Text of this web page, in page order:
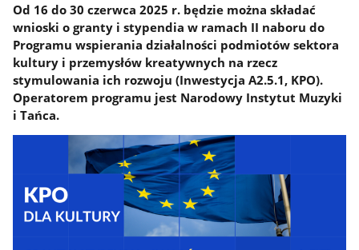
Od 16 do 30 czerwca 2025 r. będzie można składać
wnioski o granty i stypendia w ramach II naboru do
Programu wspierania działalności podmiotów sektora
kultury i przemysłów kreatywnych na rzecz
stymulowania ich rozwoju (Inwestycja A2.5.1, KPO).
Operatorem programu jest Narodowy Instytut Muzyki
i Tańca.